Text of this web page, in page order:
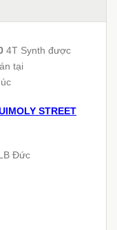
4T Synth được
tại
STREET
Đức